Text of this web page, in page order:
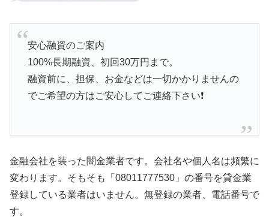
安心融資のご案内
100%長期融資、初回30万円まで。
融資前に、担保、お金などは一切かかりませんの
でご希望の方はご安心してご連絡下さい❗️
金融会社を装った闇金業者です。会社名や個人名は頻繁に
変わります。そもそも「08011777530」の番号を貸金業
登録している業者はいません。無登録の業者、電話番号で
す。